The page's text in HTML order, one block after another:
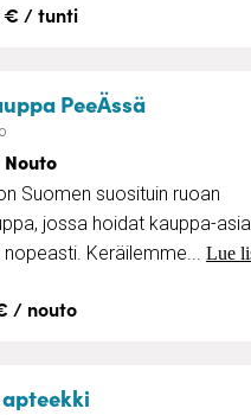
€ / tunti
PeeÄssä– S-
Suomen suosituin ruoan
jossa hoidat kauppa-
nopeasti. Keräilemme... Lue
/ nouto
– Laaja-